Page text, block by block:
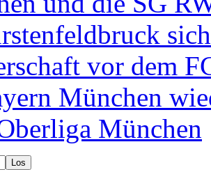
vor dem
München
München